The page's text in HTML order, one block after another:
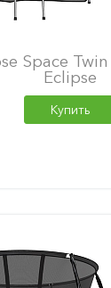
Space
Eclipse
Купить